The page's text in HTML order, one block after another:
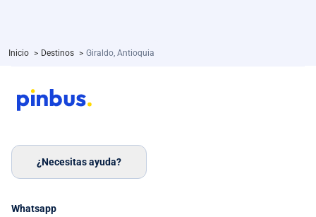
Inicio > Destinos > Giraldo, Antioquia
¿Necesitas ayuda?
Whatsapp